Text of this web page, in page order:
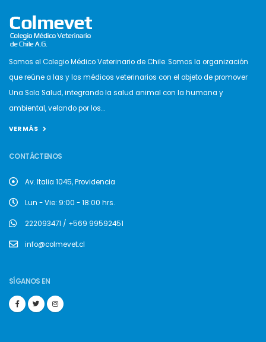
Somos el Colegio Médico Veterinario de Chile. Somos la organización
que reúne a las y los médicos veterinarios con el objeto de promover
Una Sola Salud, integrando la salud animal con la humana y
ambiental, velando por los...
VER MÁS
CONTÁCTENOS
Av. Italia 1045, Providencia
Lun - Vie: 9:00 - 18:00 hrs.
222093471 / +569 99592451
info@colmevet.cl
SÍGANOS EN